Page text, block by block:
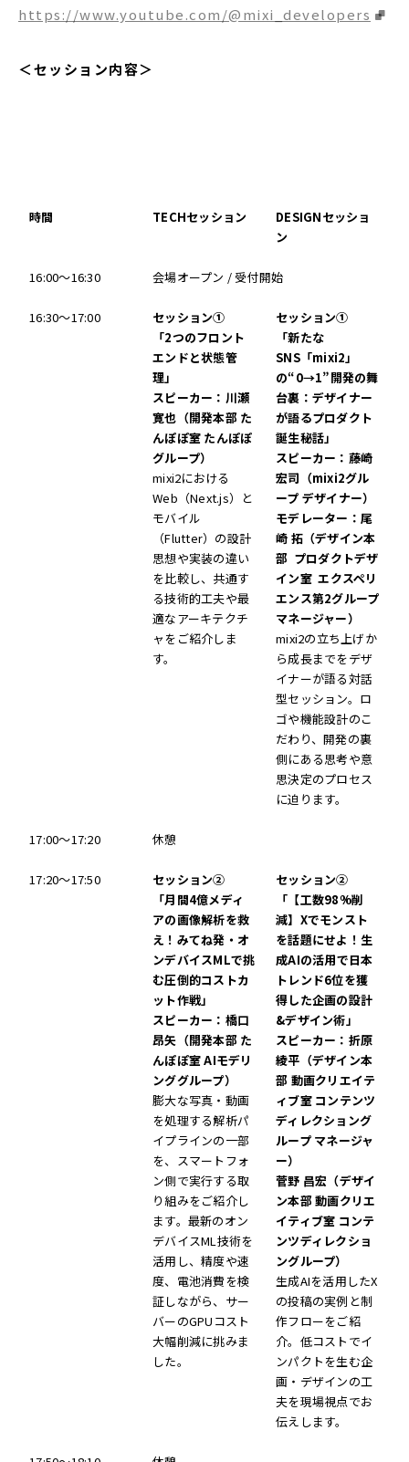
https://www.youtube.com/@mixi_developers
＜セッション内容＞
時間 TECHセッション DESIGNセッショ
ン
16:00～16:30 会場オープン / 受付開始
16:30～17:00
セッション①
「2つのフロント
エンドと状態管
理」
スピーカー：川瀬
寛也（開発本部 た
んぽぽ室 たんぽぽ
グループ）
mixi2における
Web（Next.js）と
モバイル
（Flutter）の設計
思想や実装の違い
を比較し、共通す
る技術的工夫や最
適なアーキテクチ
ャをご紹介しま
す。
セッション①
「新たな
SNS「mixi2」
の“0→1”開発の舞
台裏：デザイナー
が語るプロダクト
誕生秘話」
スピーカー：藤崎
宏司（mixi2グル
ープ デザイナー）
モデレーター：尾
崎 拓（デザイン本
部 プロダクトデザ
イン室 エクスペリ
エンス第2グループ
マネージャー）
mixi2の立ち上げか
ら成長までをデザ
イナーが語る対話
型セッション。ロ
ゴや機能設計のこ
だわり、開発の裏
側にある思考や意
思決定のプロセス
に迫ります。
17:00～17:20 休憩
17:20～17:50
セッション②
「月間4億メディ
アの画像解析を救
え！みてね発・オ
ンデバイスMLで挑
む圧倒的コストカ
ット作戦」
スピーカー：橋口
昂矢（開発本部 た
んぽぽ室 AIモデリ
ンググループ）
膨大な写真・動画
を処理する解析パ
イプラインの一部
を、スマートフォ
ン側で実行する取
り組みをご紹介し
ます。最新のオン
デバイスML技術を
活用し、精度や速
度、電池消費を検
証しながら、サー
バーのGPUコスト
大幅削減に挑みま
した。
セッション②
「【工数98%削
減】Xでモンスト
を話題にせよ！生
成AIの活用で日本
トレンド6位を獲
得した企画の設計
&デザイン術」
スピーカー：折原
綾平（デザイン本
部 動画クリエイテ
ィブ室 コンテンツ
ディレクショング
ループ マネージャ
ー）
菅野 昌宏（デザイ
ン本部 動画クリエ
イティブ室 コンテ
ンツディレクショ
ングループ）
生成AIを活用したX
の投稿の実例と制
作フローをご紹
介。低コストでイ
ンパクトを生む企
画・デザインの工
夫を現場視点でお
伝えします。